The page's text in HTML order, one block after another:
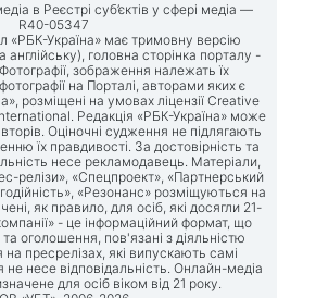
в Реєстрі суб’єктів у сфері медіа —
R40-05347
«РБК-Україна» має тримовну версію
англійську), головна сторінка порталу -
зображення належать їх
на Порталі, авторами яких є
розміщені на умовах ліцензії Creative
Редакція «РБК-Україна» може
Оціночні судження не підлягають
їх правдивості. За достовірність та
несе рекламодавець. Матеріали,
релізи», «Спецпроект», «Партнерський
«Резонанс» розміщуються на
як правило, для осіб, які досягли 21-
- це інформаційний формат, що
оголошення, пов'язані з діяльністю
пресрелізах, які випускають самі
не несе відповідальність. Онлайн-медіа
для осіб віком від 21 року.